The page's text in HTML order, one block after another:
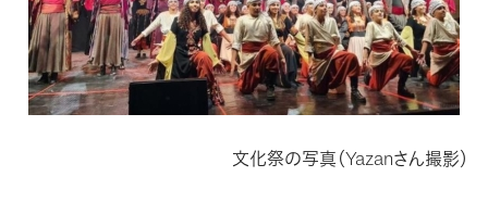
文化祭の写真（Yazanさん撮影）